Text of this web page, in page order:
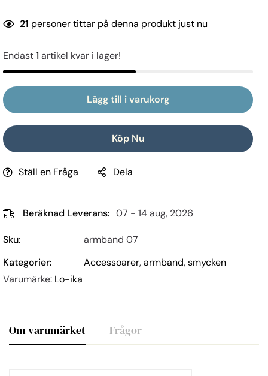
21 personer tittar på denna produkt just nu
Endast1 artikel kvar i lager!
Lägg till i varukorg
Köp Nu
Ställ en Fråga Dela
Beräknad Leverans: 07 - 14 aug, 2026
Sku:
armband 07
Kategorier:
Accessoarer,armband,smycken
Varumärke: Lo-ika
Om varumärket Frågor